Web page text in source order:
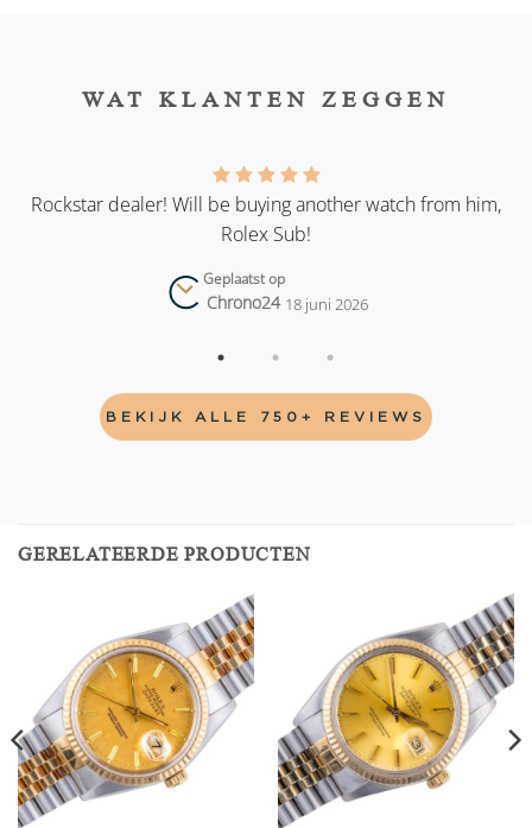
WAT KLANTEN ZEGGEN
Rockstar dealer! Will be buying another watch from him,
Rolex Sub!
Geplaatst op
Chrono24 18 juni 2026
BEKIJK ALLE 750+ REVIEWS
GERELATEERDE PRODUCTEN
Add to
wishlist
Add to
wishlist